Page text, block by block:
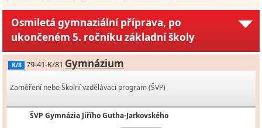
Osmiletá gymnaziální příprava, po
ukončeném 5. ročníku základní školy
K/8 79-41-K/81 Gymnázium
Zaměření nebo Školní vzdělávací program (ŠVP)
ŠVP Gymnázia Jiřího Gutha-Jarkovského